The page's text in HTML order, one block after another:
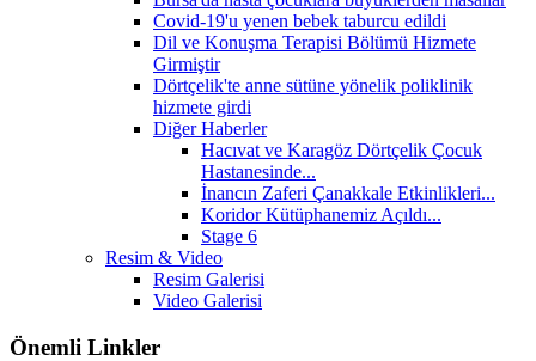
Covid-19'u yenen bebek taburcu edildi
Dil ve Konuşma Terapisi Bölümü Hizmete
Girmiştir
Dörtçelik'te anne sütüne yönelik poliklinik
hizmete girdi
Diğer Haberler
Hacıvat ve Karagöz Dörtçelik Çocuk
Hastanesinde...
İnancın Zaferi Çanakkale Etkinlikleri...
Koridor Kütüphanemiz Açıldı...
Stage 6
Resim & Video
Resim Galerisi
Video Galerisi
Önemli Linkler